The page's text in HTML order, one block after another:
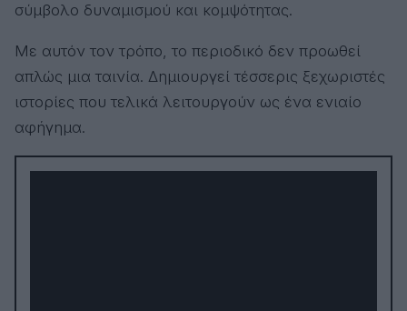
σύμβολο δυναμισμού και κομψότητας.
Με αυτόν τον τρόπο, το περιοδικό δεν προωθεί
απλώς μια ταινία. Δημιουργεί τέσσερις ξεχωριστές
ιστορίες που τελικά λειτουργούν ως ένα ενιαίο
αφήγημα.